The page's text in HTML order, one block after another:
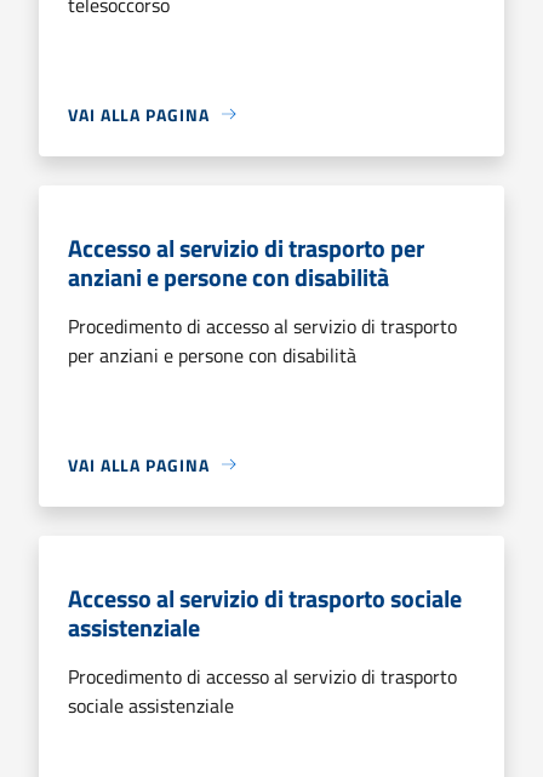
VAI ALLA PAGINA
Accesso al servizio di trasporto per
anziani e persone con disabilità
Procedimento di accesso al servizio di trasporto
per anziani e persone con disabilità
VAI ALLA PAGINA
Accesso al servizio di trasporto sociale
assistenziale
Procedimento di accesso al servizio di trasporto
sociale assistenziale